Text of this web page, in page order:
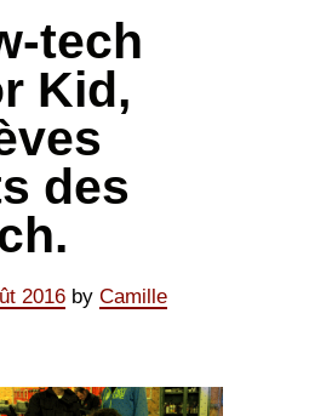
tech
Kid,
des
2016 by Camille